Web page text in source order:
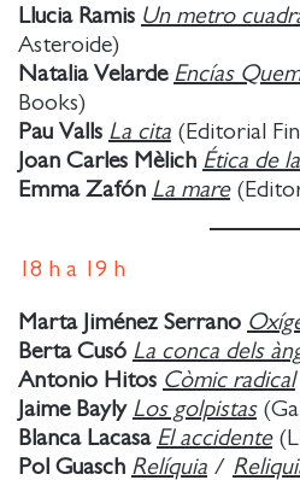
Llucia Ramis Un metro
Asteroide)
Natalia Velarde Encías
Books)
Pau Valls La cita (Editorial
Joan Carles Mèlich Ética de
Emma Zafón La mare
18 h a 19 h
Marta Jiménez Serrano
Berta Cusó La conca dels
Antonio Hitos Còmic radical
Jaime Bayly Los golpistas
Blanca Lacasa El accidente
Pol Guasch Relíquia /